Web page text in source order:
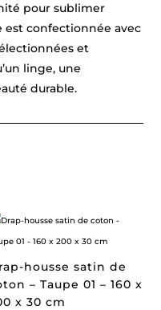
pour sublimer
est confectionnée avec
et
linge, une
durable.
housse satin de
– Taupe 01 – 160 x
x 30 cm